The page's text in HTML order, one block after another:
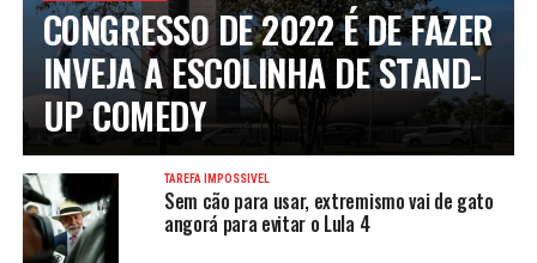
CONGRESSO DE 2022 É DE FAZER
INVEJA A ESCOLINHA DE STAND-
UP COMEDY
TAREFA IMPOSSÍVEL
Sem cão para usar, extremismo vai de gato
angorá para evitar o Lula 4